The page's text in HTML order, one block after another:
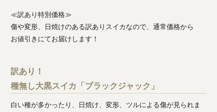
≪訳あり特別価格≫
傷や変形、日焼けのある訳ありスイカなので、通常価格から
お値引きにてお届けします！
訳あり！
種無し大黒スイカ「ブラックジャック」
白い種が多かったり、日焼け、変形、ツルによる傷が見られま